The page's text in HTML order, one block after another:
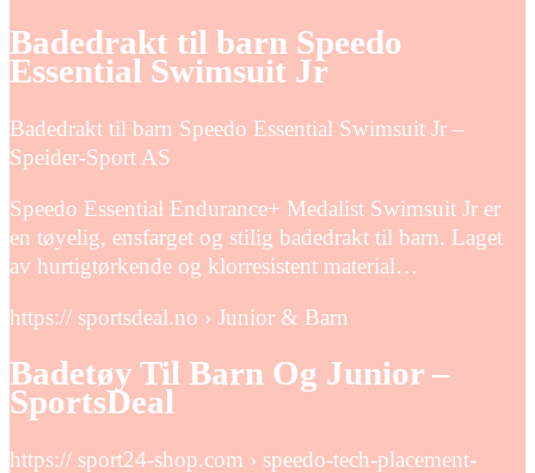
Badedrakt til barn Speedo
Essential Swimsuit Jr
Badedrakt til barn Speedo Essential Swimsuit Jr –
Speider-Sport AS
Speedo Essential Endurance+ Medalist Swimsuit Jr er
en tøyelig, ensfarget og stilig badedrakt til barn. Laget
av hurtigtørkende og klorresistent material…
https:// sportsdeal.no › Junior & Barn
Badetøy Til Barn Og Junior –
SportsDeal
https:// sport24-shop.com › speedo-tech-placement-